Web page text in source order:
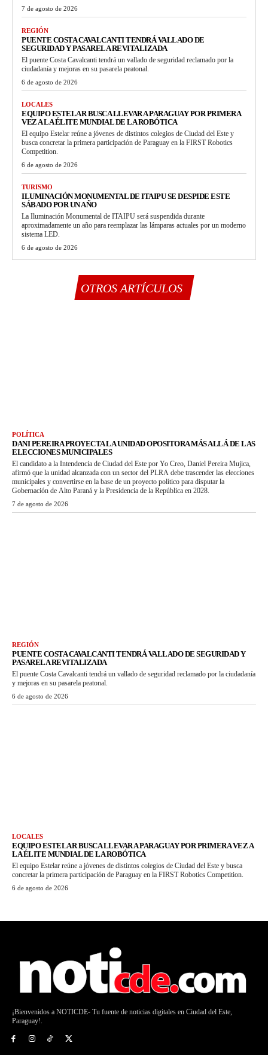
7 de agosto de 2026
REGIÓN
PUENTE COSTA CAVALCANTI TENDRÁ VALLADO DE
SEGURIDAD Y PASARELA REVITALIZADA
El puente Costa Cavalcanti tendrá un vallado de seguridad reclamado por la
ciudadanía y mejoras en su pasarela peatonal.
6 de agosto de 2026
LOCALES
EQUIPO ESTELAR BUSCA LLEVAR A PARAGUAY POR PRIMERA
VEZ A LA ÉLITE MUNDIAL DE LA ROBÓTICA
El equipo Estelar reúne a jóvenes de distintos colegios de Ciudad del Este y
busca concretar la primera participación de Paraguay en la FIRST Robotics
Competition.
6 de agosto de 2026
TURISMO
ILUMINACIÓN MONUMENTAL DE ITAIPU SE DESPIDE ESTE
SÁBADO POR UN AÑO
La Iluminación Monumental de ITAIPU será suspendida durante
aproximadamente un año para reemplazar las lámparas actuales por un moderno
sistema LED.
6 de agosto de 2026
OTROS ARTÍCULOS
POLÍTICA
DANI PEREIRA PROYECTA LA UNIDAD OPOSITORA MÁS ALLÁ DE LAS
ELECCIONES MUNICIPALES
El candidato a la Intendencia de Ciudad del Este por Yo Creo, Daniel Pereira Mujica,
afirmó que la unidad alcanzada con un sector del PLRA debe trascender las elecciones
municipales y convertirse en la base de un proyecto político para disputar la
Gobernación de Alto Paraná y la Presidencia de la República en 2028.
7 de agosto de 2026
REGIÓN
PUENTE COSTA CAVALCANTI TENDRÁ VALLADO DE SEGURIDAD Y
PASARELA REVITALIZADA
El puente Costa Cavalcanti tendrá un vallado de seguridad reclamado por la ciudadanía
y mejoras en su pasarela peatonal.
6 de agosto de 2026
LOCALES
EQUIPO ESTELAR BUSCA LLEVAR A PARAGUAY POR PRIMERA VEZ A
LA ÉLITE MUNDIAL DE LA ROBÓTICA
El equipo Estelar reúne a jóvenes de distintos colegios de Ciudad del Este y busca
concretar la primera participación de Paraguay en la FIRST Robotics Competition.
6 de agosto de 2026
¡Bienvenidos a NOTICDE- Tu fuente de noticias digitales en Ciudad del Este,
Paraguay!.